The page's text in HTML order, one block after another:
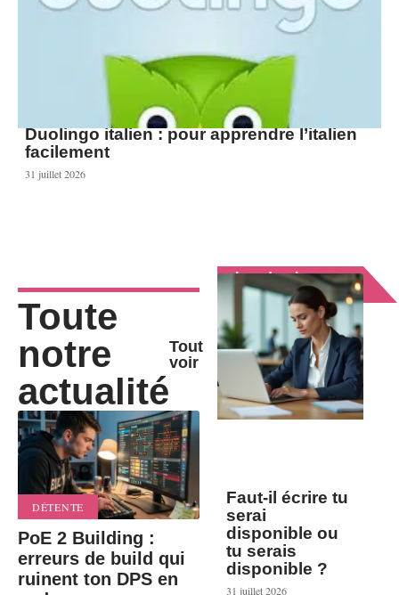
Duolingo italien : pour apprendre l’italien
facilement
31 juillet 2026
Toute
notre
actualité
Tout
voir
DÉTENTE
PoE 2 Building :
erreurs de build qui
ruinent ton DPS en
Les derniers
articles
Faut-il écrire tu
serai
disponible ou
tu serais
disponible ?
31 juillet 2026